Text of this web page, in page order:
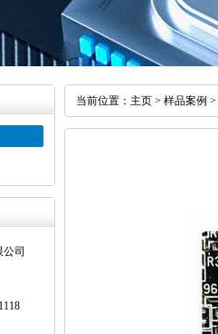
司
当前位置： 主页 > 样品案例 >